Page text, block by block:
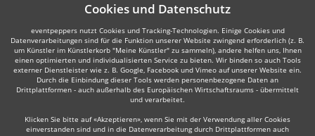
Cookies und Datenschutz
eventpeppers nutzt Cookies und Tracking-Technologien. Einige Cookies und
Datenverarbeitungen sind für die Funktion unserer Website zwingend erforderlich (z. B.
um Künstler im Künstlerkorb "Meine Künstler" zu sammeln), andere helfen uns, Ihnen
einen optimierten und individualisierten Service zu bieten. Wir binden so auch Tools
externer Dienstleister wie z. B. Google, Facebook und Vimeo auf unserer Website ein.
Durch die Einbindung dieser Tools werden personenbezogene Daten an
Drittplattformen - auch außerhalb des Europäischen Wirtschaftsraums - übermittelt
und verarbeitet.
Klicken Sie bitte auf «Akzeptieren», wenn Sie mit der Verwendung aller Cookies
einverstanden sind und in die Datenverarbeitung durch Drittplattformen auch